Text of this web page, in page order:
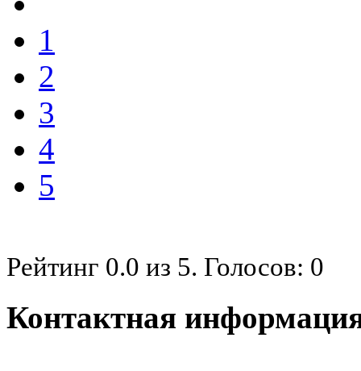
1
2
3
4
5
Рейтинг 0.0 из 5. Голосов: 0
Контактная